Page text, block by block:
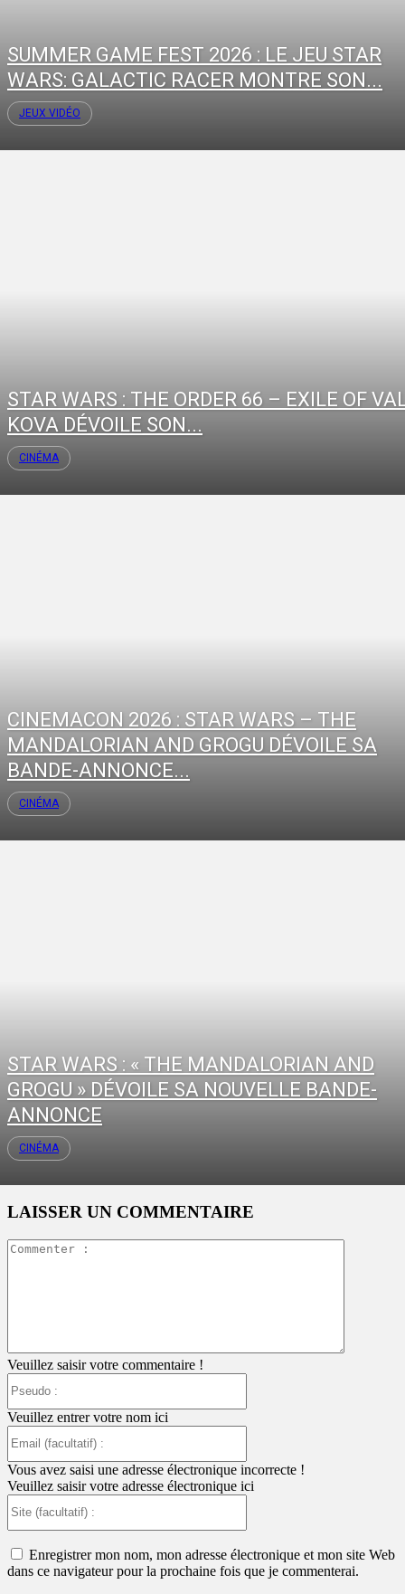
SUMMER GAME FEST 2026 : LE JEU STAR
WARS: GALACTIC RACER MONTRE SON...
JEUX VIDÉO
STAR WARS : THE ORDER 66 – EXILE OF
KOVA DÉVOILE SON...
CINÉMA
CINEMACON 2026 : STAR WARS – THE
MANDALORIAN AND GROGU DÉVOILE SA
BANDE-ANNONCE...
CINÉMA
STAR WARS : « THE MANDALORIAN AND
GROGU » DÉVOILE SA NOUVELLE BANDE-
ANNONCE
CINÉMA
LAISSER UN COMMENTAIRE
Veuillez saisir votre commentaire !
Veuillez entrer votre nom ici
:
Vous avez saisi une adresse électronique incorrecte !
Veuillez saisir votre adresse électronique ici
:
Enregistrer mon nom, mon adresse électronique et mon site Web
dans ce navigateur pour la prochaine fois que je commenterai.